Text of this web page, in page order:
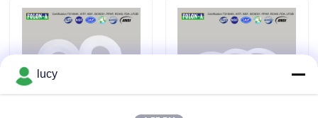
Новости
Все случаи
lucy